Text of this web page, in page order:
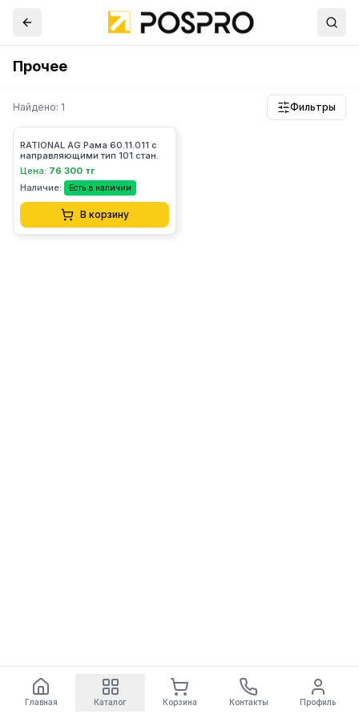
Прочее
Найдено: 1 Фильтры
RATIONAL AG Рама 60.11.011 с
направляющими тип 101 стан.
Цена: 76 300 тг
Наличие:
Есть в наличии
В корзину
Главная Каталог Корзина Контакты Профиль